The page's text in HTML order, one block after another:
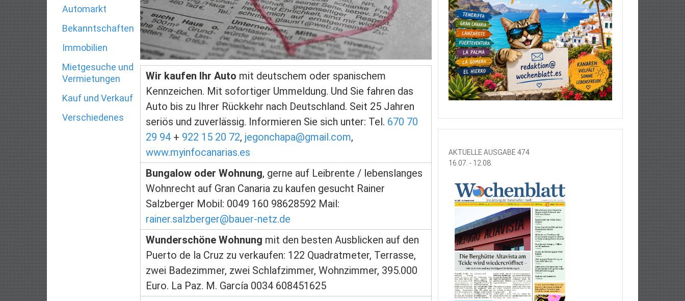
Automarkt
Bekanntschaften
Immobilien
Mietgesuche und
Vermietungen
Kauf und Verkauf
Verschiedenes
Wir kaufen Ihr Auto mit deutschem oder spanischem
Kennzeichen. Mit sofortiger Ummeldung. Und Sie fahren das
Auto bis zu Ihrer Rückkehr nach Deutschland. Seit 25 Jahren
seriös und zuverlässig. Informieren Sie sich unter: Tel. 670 70
29 94 + 922 15 20 72, jegonchapa@gmail.com,
www.myinfocanarias.es
Bungalow oder Wohnung, gerne auf Leibrente / lebenslanges
Wohnrecht auf Gran Canaria zu kaufen gesucht Rainer
Salzberger Mobil: 0049 160 98628592 Mail:
rainer.salzberger@bauer-netz.de
Wunderschöne Wohnung mit den besten Ausblicken auf den
Puerto de la Cruz zu verkaufen: 122 Quadratmeter, Terrasse,
zwei Badezimmer, zwei Schlafzimmer, Wohnzimmer, 395.000
Euro. La Paz. M. García 0034 608451625
AKTUELLE AUSGABE 474
16.07. - 12.08.